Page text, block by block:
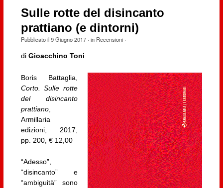
Sulle rotte del disincanto
prattiano (e dintorni)
Pubblicato il9 Giugno 2017· in Recensioni·
di Gioacchino Toni
Boris Battaglia,
Corto. Sulle rotte
del disincanto
prattiano,
Armillaria
edizioni, 2017,
pp. 200, € 12,00
“Adesso”,
“disincanto” e
“ambiguità” sono